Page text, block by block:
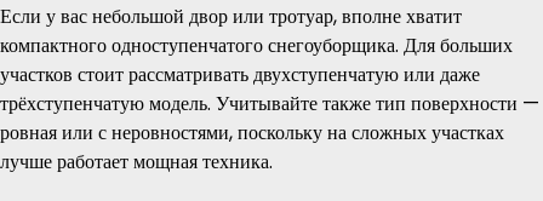
Если у вас небольшой двор или тротуар, вполне хватит
компактного одноступенчатого снегоуборщика. Для больших
участков стоит рассматривать двухступенчатую или даже
трёхступенчатую модель. Учитывайте также тип поверхности —
ровная или с неровностями, поскольку на сложных участках
лучше работает мощная техника.